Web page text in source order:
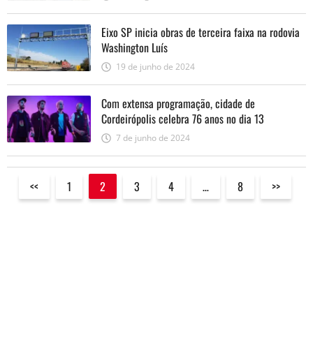
Eixo SP inicia obras de terceira faixa na rodovia
Washington Luís
19 de junho de 2024
Com extensa programação, cidade de
Cordeirópolis celebra 76 anos no dia 13
7 de junho de 2024
<< 1 2 3 4 … 8 >>